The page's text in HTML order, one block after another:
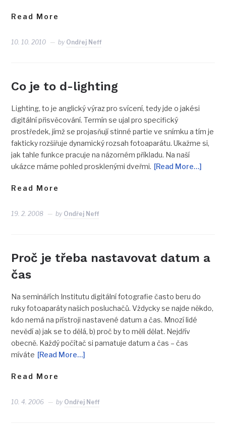
Read More
10. 10. 2010 by Ondřej Neff
Co je to d-lighting
Lighting, to je anglický výraz pro svícení, tedy jde o jakési
digitální přisvěcování. Termín se ujal pro specifický
prostředek, jímž se projasňují stinné partie ve snímku a tím je
fakticky rozšiřuje dynamický rozsah fotoaparátu. Ukažme si,
jak tahle funkce pracuje na názorném příkladu. Na naší
ukázce máme pohled prosklenými dveřmi. [Read More…]
Read More
19. 2. 2008 by Ondřej Neff
Proč je třeba nastavovat datum a
čas
Na seminářích Institutu digitální fotografie často beru do
ruky fotoaparáty našich posluchačů. Vždycky se najde někdo,
kdo nemá na přístroji nastavené datum a čas. Mnozí lidé
nevědí a) jak se to dělá, b) proč by to měli dělat. Nejdřív
obecně. Každý počítač si pamatuje datum a čas – čas
míváte [Read More…]
Read More
10. 4. 2006 by Ondřej Neff